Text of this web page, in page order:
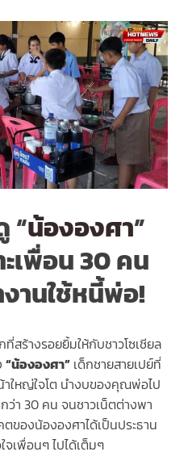
“น้ององศา”
เพื่อน 30 คน
านใช้หนี้พ่อ!
ที่สร้างรอยยิ้มให้กับชาวโซเชียล
“น้ององศา” เด็กชายสายเปย์ที่
ใหญ่ใจโต นำงบของคุณพ่อไป
ว่า 30 คน จนชาวเน็ตต่างพา
ของน้ององศาได้เป็นประธาน
จเพื่อนๆ ไปได้เต็มๆ